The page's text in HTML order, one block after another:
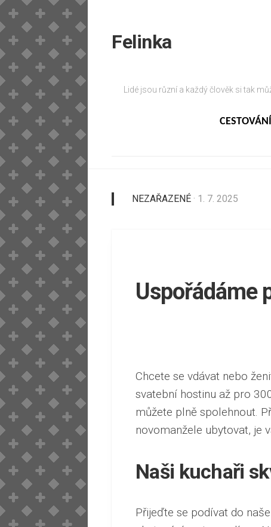
Skip
to
content
Felinka
Lidé jsou různí a každý člověk si tak
CESTOVÁNÍ
NEZAŘAZENÉ · 1. 7. 2025
Uspořádáme
Chcete se vdávat nebo
svatební hostinu až pro
můžete plně spolehnout.
novomanžele ubytovat, je
Naši kuchaři
Přijeďte se podívat do